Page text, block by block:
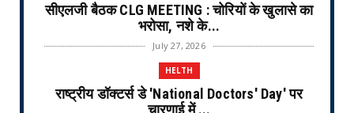
सीएलजी बैठक CLG MEETING : चोरियों के खुलासे का
भरोसा, नशे के...
July 27, 2026
HELTH
राष्ट्रीय डॉक्टर्स डे 'National Doctors' Day' पर
चारणाई में ...